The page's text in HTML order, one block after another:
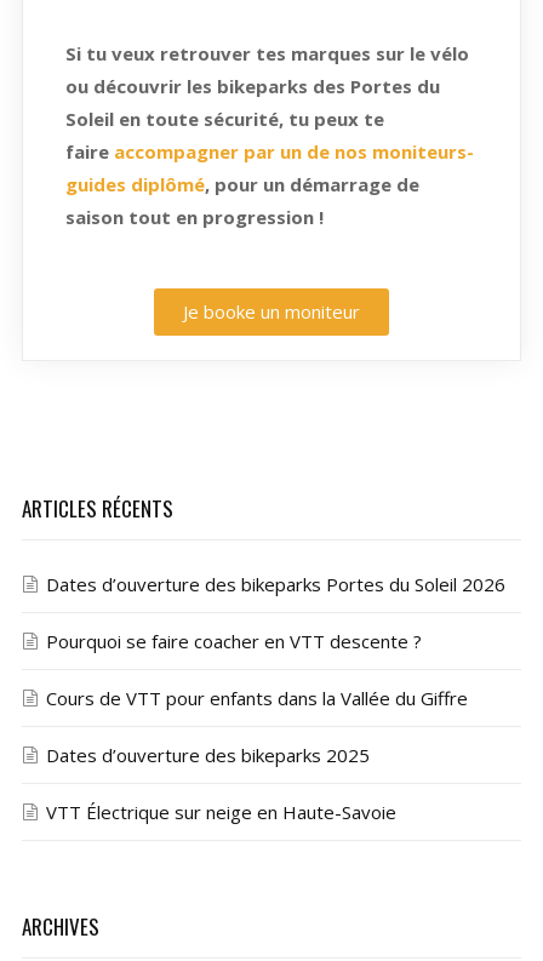
Si tu veux retrouver tes marques sur le vélo
ou découvrir les bikeparks des Portes du
Soleil en toute sécurité, tu peux te
faire accompagner par un de nos moniteurs-
guides diplômé, pour un démarrage de
saison tout en progression !
Je booke un moniteur
ARTICLES RÉCENTS
Dates d’ouverture des bikeparks Portes du Soleil 2026
Pourquoi se faire coacher en VTT descente ?
Cours de VTT pour enfants dans la Vallée du Giffre
Dates d’ouverture des bikeparks 2025
VTT Électrique sur neige en Haute-Savoie
ARCHIVES